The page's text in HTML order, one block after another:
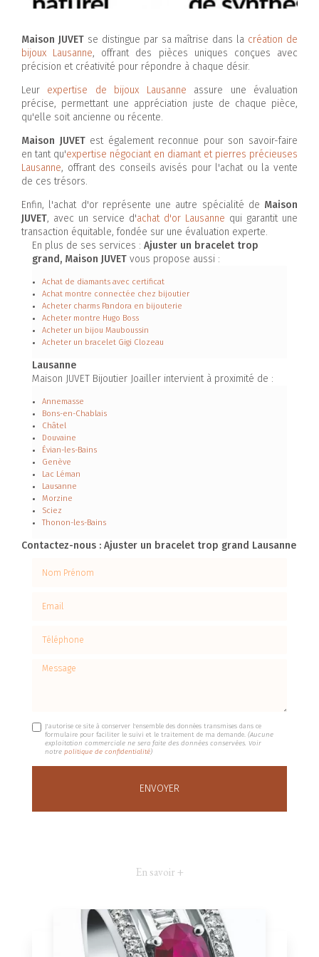
Maison JUVETse distingue par sa maîtrise dans la création de
bijoux Lausanne, offrant des pièces uniques conçues avec
précision et créativité pour répondre à chaque désir.
Leur expertise de bijoux Lausanne assure une évaluation
précise, permettant une appréciation juste de chaque pièce,
qu'elle soit ancienne ou récente.
Maison JUVETest également reconnue pour son savoir-faire
en tant qu'expertise négociant en diamant et pierres précieuses
Lausanne, offrant des conseils avisés pour l'achat ou la vente
de ces trésors.
Enfin, l'achat d'or représente une autre spécialité de Maison
JUVET, avec un service d'achat d'or Lausanne qui garantit une
transaction équitable, fondée sur une évaluation experte.
En plus de ses services : Ajuster un bracelet trop
grand, Maison JUVET vous propose aussi :
Achat de diamants avec certificat
Achat montre connectée chez bijoutier
Acheter charms Pandora en bijouterie
Acheter montre Hugo Boss
Acheter un bijou Mauboussin
Acheter un bracelet Gigi Clozeau
Lausanne
Maison JUVET Bijoutier Joailler intervient à proximité de :
Annemasse
Bons-en-Chablais
Châtel
Douvaine
Évian-les-Bains
Genève
Lac Léman
Lausanne
Morzine
Sciez
Thonon-les-Bains
Contactez-nous : Ajuster un bracelet trop grand Lausanne
Message
J'autorise ce site à conserver l'ensemble des données transmises dans ce
formulaire pour faciliter le suivi et le traitement de ma demande.(Aucune
exploitation commerciale ne sera faite des données conservées. Voir
notrepolitique de confidentialité)
En savoir +